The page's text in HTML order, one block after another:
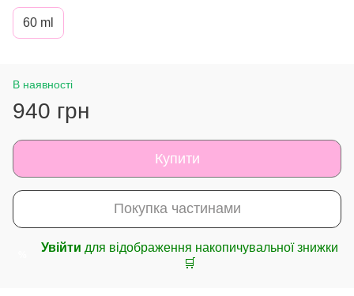
60 ml
В наявності
940 грн
Купити
Покупка частинами
Увійти для відображення накопичувальної знижки
🛒